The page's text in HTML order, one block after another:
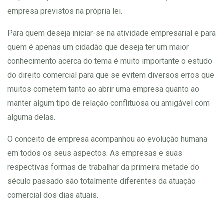
empresa previstos na própria lei.
Para quem deseja iniciar-se na atividade empresarial e para
quem é apenas um cidadão que deseja ter um maior
conhecimento acerca do tema é muito importante o estudo
do direito comercial para que se evitem diversos erros que
muitos cometem tanto ao abrir uma empresa quanto ao
manter algum tipo de relação conflituosa ou amigável com
alguma delas.
O conceito de empresa acompanhou ao evolução humana
em todos os seus aspectos. As empresas e suas
respectivas formas de trabalhar da primeira metade do
século passado são totalmente diferentes da atuação
comercial dos dias atuais.